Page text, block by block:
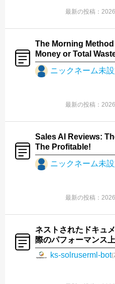
最新の投稿：
The Morning
Money or Total
ニックネーム未
最新の投稿：
Sales AI Reviews:
The Profitable!
ニックネーム未
最新の投稿：
ネストされたドキュ
際のパフォーマンス
ks-solruserml-bot